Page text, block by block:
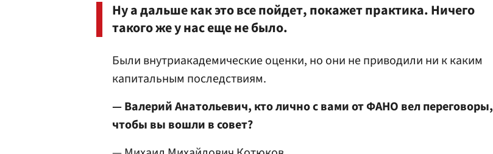
Ну а дальше как это все пойдет, покажет практика. Ничего
такого же у нас еще не было.
Были внутриакадемические оценки, но они не приводили ни к каким
капитальным последствиям.
— Валерий Анатольевич, кто лично с вами от ФАНО вел переговоры,
чтобы вы вошли в совет?